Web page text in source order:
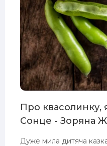
Про квасолинку,
Сонце - Зоряна
Дуже мила дитяча